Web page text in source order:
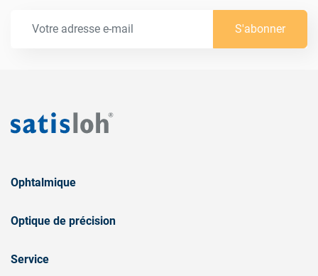
S'abonner
Ophtalmique
Optique de précision
Service